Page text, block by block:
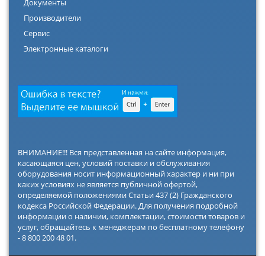
Документы
Производители
Сервис
Электронные каталоги
ВНИМАНИЕ!!! Вся представленная на сайте информация,
касающаяся цен, условий поставки и обслуживания
оборудования носит информационный характер и ни при
каких условиях не является публичной офертой,
определяемой положениями Статьи 437 (2) Гражданского
кодекса Российской Федерации. Для получения подробной
информации о наличии, комплектации, стоимости товаров и
услуг, обращайтесь к менеджерам по бесплатному телефону
- 8 800 200 48 01.